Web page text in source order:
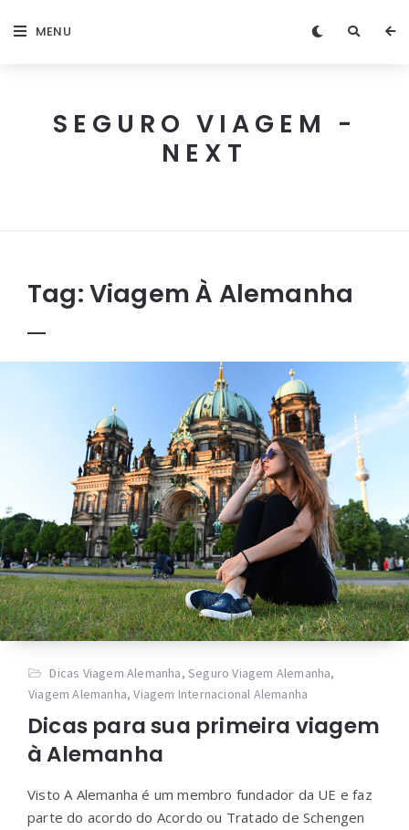
MENU
SEGURO VIAGEM -
NEXT
Tag:Viagem À Alemanha
Dicas Viagem Alemanha,Seguro Viagem Alemanha,
Viagem Alemanha,Viagem Internacional Alemanha
Dicas para sua primeira viagem
à Alemanha
Visto A Alemanha é um membro fundador da UE e faz
parte do acordo do Acordo ou Tratado de Schengen